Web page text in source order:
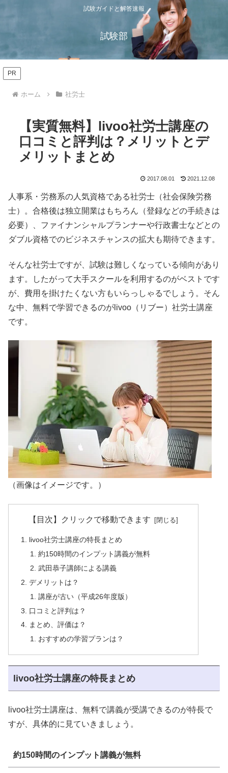
試験ガイドと解答速報
試験部
PR
ホーム 社労士
【実質無料】livoo社労士講座の
口コミと評判は？メリットとデ
メリットまとめ
2017.08.01 2021.12.08
人事系・労務系の人気資格である社労士（社会保険労務
士）。合格後は独立開業はもちろん（登録などの手続きは
必要）、ファイナンシャルプランナーや行政書士などとの
ダブル資格でのビジネスチャンスの拡大も期待できます。
そんな社労士ですが、試験は難しくなっている傾向があり
ます。したがって大手スクールを利用するのがベストです
が、費用を掛けたくない方もいらっしゃるでしょう。そん
な中、無料で学習できるのがlivoo（リブー）社労士講座
です。
（画像はイメージです。）
【目次】クリックで移動できます
livoo社労士講座の特長まとめ
約150時間のインプット講義が無料
武田恭子講師による講義
デメリットは？
講座が古い（平成26年度版）
口コミと評判は？
まとめ、評価は？
おすすめの学習プランは？
livoo社労士講座の特長まとめ
livoo社労士講座は、無料で講義が受講できるのが特長で
すが、具体的に見ていきましょう。
約150時間のインプット講義が無料